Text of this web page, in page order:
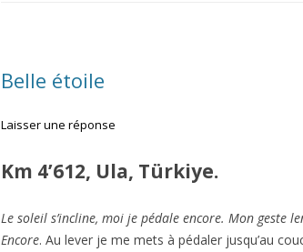
Belle étoile
Laisser une réponse
Km 4’612, Ula, Türkiye.
Le soleil s’incline, moi je pédale encore. Mon geste
Encore. Au lever je me mets à pédaler jusqu’au